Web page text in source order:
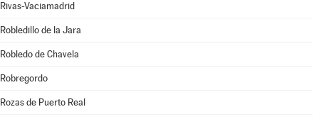
Rivas-Vaciamadrid
Robledillo de la Jara
Robledo de Chavela
Robregordo
Rozas de Puerto Real